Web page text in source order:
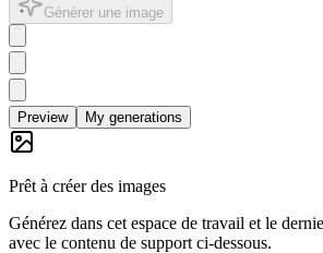
Générer une image
Preview My generations
Prêt à créer des images
Générez dans cet espace de travail et le
avec le contenu de support ci-dessous.